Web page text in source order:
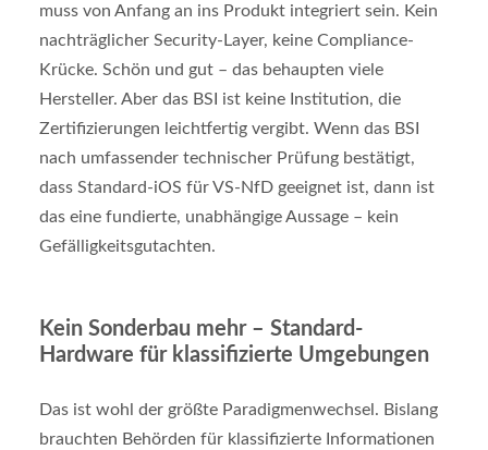
muss von Anfang an ins Produkt integriert sein. Kein
nachträglicher Security-Layer, keine Compliance-
Krücke. Schön und gut – das behaupten viele
Hersteller. Aber das BSI ist keine Institution, die
Zertifizierungen leichtfertig vergibt. Wenn das BSI
nach umfassender technischer Prüfung bestätigt,
dass Standard-iOS für VS-NfD geeignet ist, dann ist
das eine fundierte, unabhängige Aussage – kein
Gefälligkeitsgutachten.
Kein Sonderbau mehr – Standard-
Hardware für klassifizierte Umgebungen
Das ist wohl der größte Paradigmenwechsel. Bislang
brauchten Behörden für klassifizierte Informationen